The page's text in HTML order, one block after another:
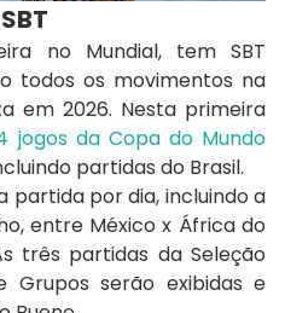
no Mundial, tem SBT
todos os movimentos na
em 2026. Nesta primeira
jogos da Copa do Mundo
partidas do Brasil.
por dia, incluindo a
entre México x África do
três partidas da Seleção
Grupos serão exibidas e